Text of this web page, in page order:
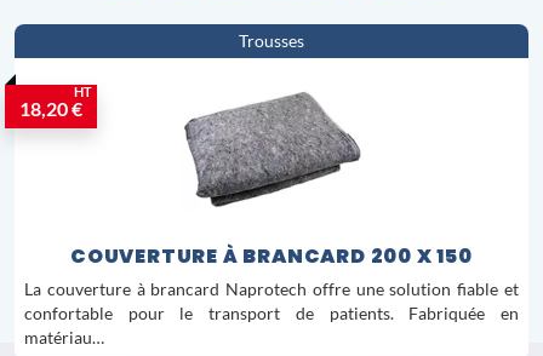
Trousses
18,20 €
HT
COUVERTURE À BRANCARD 200 X 150
La couverture à brancard Naprotech offre une solution fiable et
confortable pour le transport de patients. Fabriquée en
matériau…